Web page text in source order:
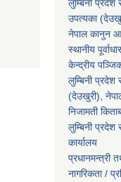
लुम्बिनी प्रदेश
उपत्यका
नेपाल कानुन
स्थानीय
केन्द्रीय
लुम्बिनी प्रदेश
(देउखुरी),
निजामती
लुम्बिनी प्रदेश
कार्यालय
प्रधानमन्त्री
नागरिकता /